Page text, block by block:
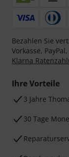
Bezahlen Sie
Vorkasse,
Klarna
Ihre Vorteile
3 Jahre
30 Tage